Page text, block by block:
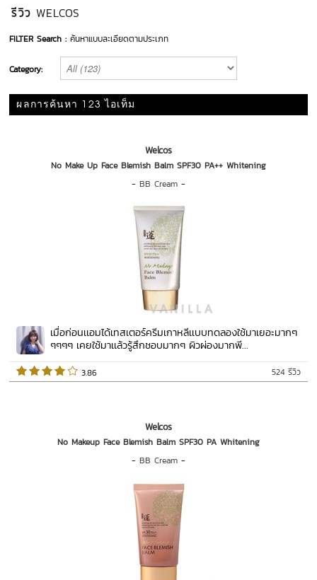
รีวิว WELCOS
FILTER Search : ค้นหาแบบละเอียดตามประเภท
Category:
ผลการค้นหา 123 ไอเท็ม
Welcos
No Make Up Face Blemish Balm SPF30 PA++ Whitening
- BB Cream-
เมื่อก่อนเเอมได้เทสเตอร์ครีมเกาหลีเเบบทดลองใช้มาเยอะมากๆ
ๆๆๆๆ เคยใช้มาเเล้วรู้สึกชอบมากๆ ผิวผ่องมากพี...
524 รีวิว
3.86
Welcos
No Makeup Face Blemish Balm SPF30 PA Whitening
- BB Cream-